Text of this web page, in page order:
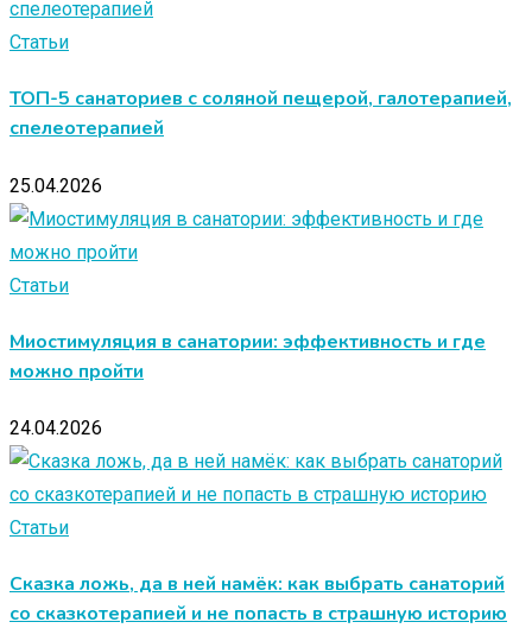
Статьи
ТОП-5 санаториев с соляной пещерой, галотерапией,
спелеотерапией
25.04.2026
Статьи
Миостимуляция в санатории: эффективность и где
можно пройти
24.04.2026
Статьи
Сказка ложь, да в ней намёк: как выбрать санаторий
со сказкотерапией и не попасть в страшную историю